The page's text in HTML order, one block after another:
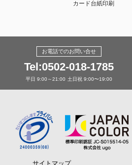
カード台紙印刷
お電話でのお問い合せ
Tel:0502-018-1785
平日 9:00～21:00 土日祝 9:00〜19:00
サイトマップ